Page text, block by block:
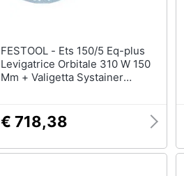
FESTOOL - Ets 150/5 Eq-plus
Levigatrice Orbitale 310 W 150
Mm + Valigetta Systainer
€ 718,38